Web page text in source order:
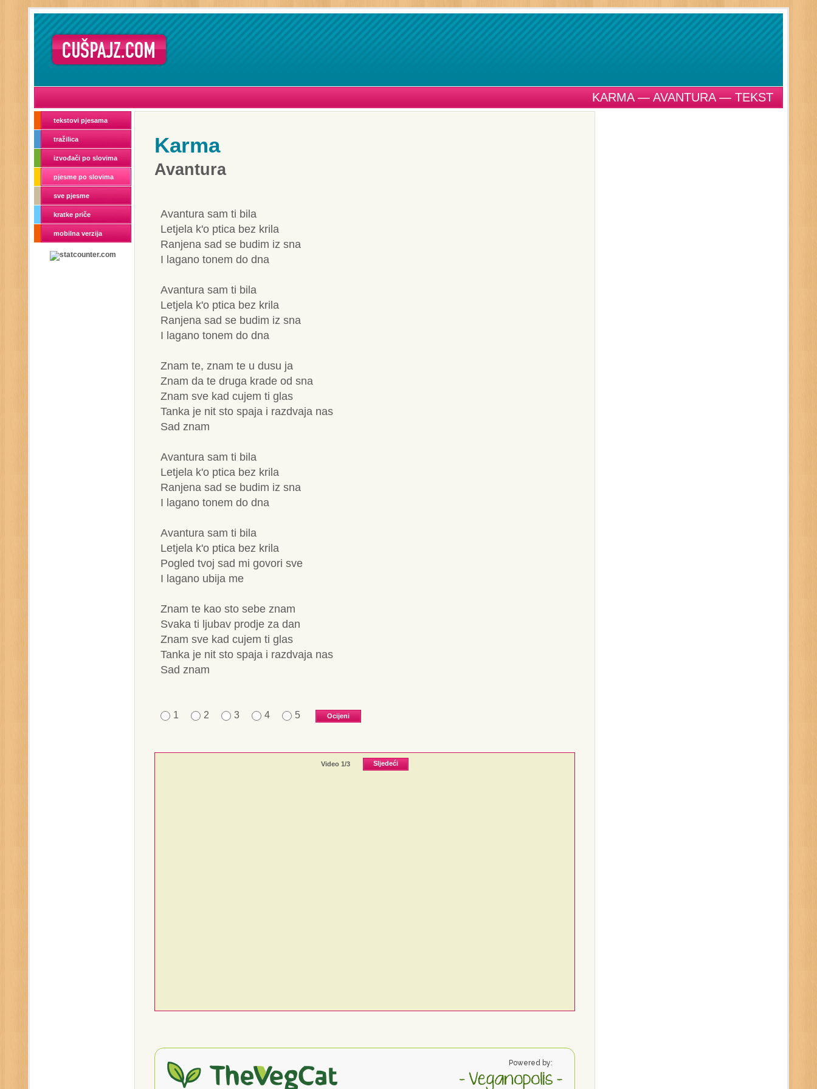
KARMA — AVANTURA — TEKST
tekstovi pjesama
tražilica
izvođači po slovima
pjesme po slovima
sve pjesme
kratke priče
mobilna verzija
Karma
Avantura
Avantura sam ti bila
Letjela k'o ptica bez krila
Ranjena sad se budim iz sna
I lagano tonem do dna
Avantura sam ti bila
Letjela k'o ptica bez krila
Ranjena sad se budim iz sna
I lagano tonem do dna
Znam te, znam te u dusu ja
Znam da te druga krade od sna
Znam sve kad cujem ti glas
Tanka je nit sto spaja i razdvaja nas
Sad znam
Avantura sam ti bila
Letjela k'o ptica bez krila
Ranjena sad se budim iz sna
I lagano tonem do dna
Avantura sam ti bila
Letjela k'o ptica bez krila
Pogled tvoj sad mi govori sve
I lagano ubija me
Znam te kao sto sebe znam
Svaka ti ljubav prodje za dan
Znam sve kad cujem ti glas
Tanka je nit sto spaja i razdvaja nas
Sad znam
1 2 3 4 5
Video 1/3